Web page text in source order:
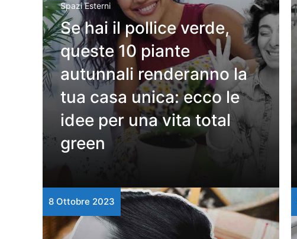
Spazi Esterni
Se hai il pollice verde,
queste 10 piante
autunnali renderanno la
tua casa unica: ecco le
idee per una vita total
green
8 Ottobre 2023